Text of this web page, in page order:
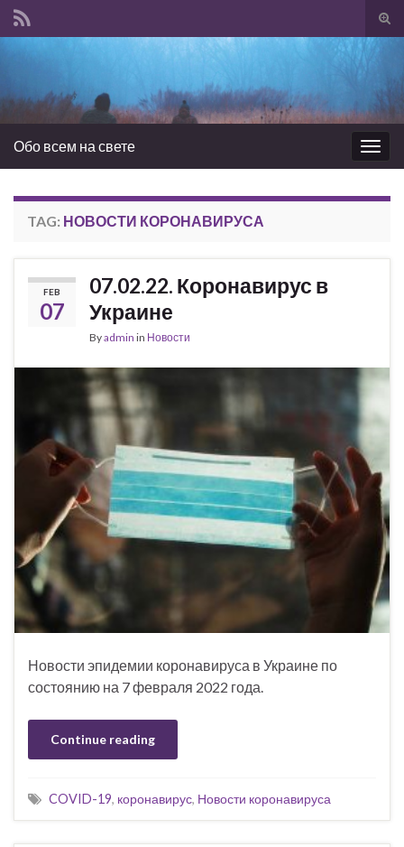
Обо всем на свете
TAG: НОВОСТИ КОРОНАВИРУСА
FEB
07
07.02.22. Коронавирус в
Украине
Byadmin in Новости
Новости эпидемии коронавируса в Украине по
состоянию на 7 февраля 2022 года.
Continue reading
COVID-19, коронавирус, Новости коронавируса